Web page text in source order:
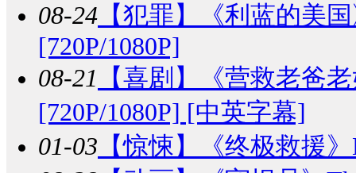
08-24 【犯罪】
《利蓝的美
[720P/1080P]
08-21
【喜剧】
《营救老爸
[720P/1080P] [中英字幕]
01-03 【惊悚】
《终极救援